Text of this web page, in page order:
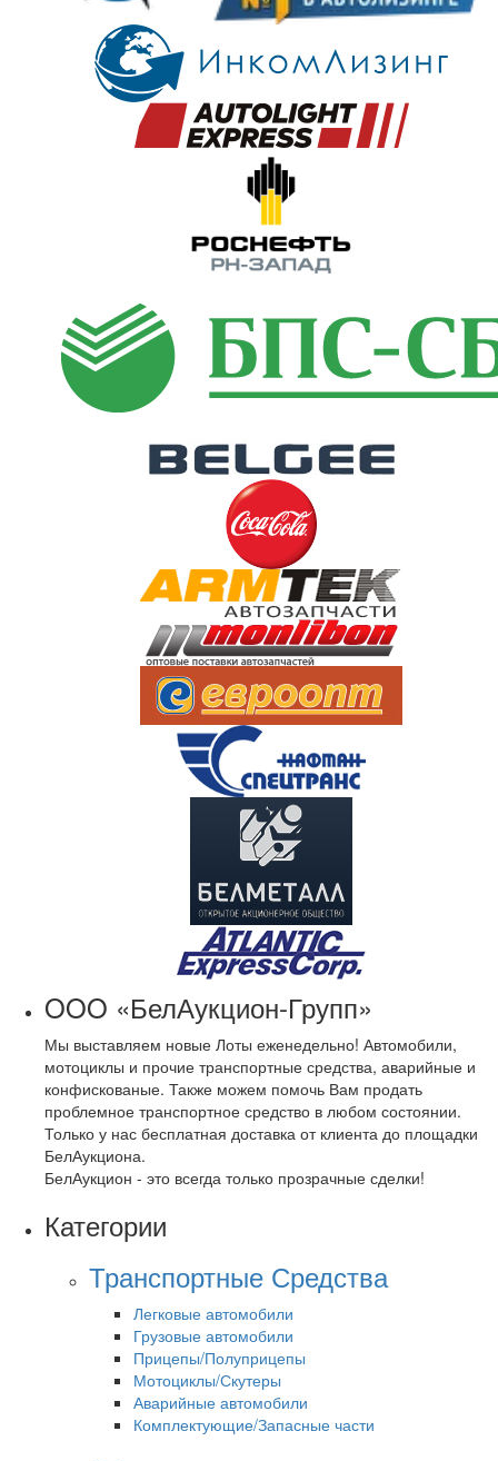
OOO «БелАукцион-Групп»
Мы выставляем новые Лоты еженедельно! Автомобили,
мотоциклы и прочие транспортные средства, аварийные и
конфискованые. Также можем помочь Вам продать
проблемное транспортное средство в любом состоянии.
Только у нас бесплатная доставка от клиента до площадки
БелАукциона.
БелАукцион - это всегда только прозрачные сделки!
Категории
Транспортные Средства
Легковые автомобили
Грузовые автомобили
Прицепы/Полуприцепы
Мотоциклы/Скутеры
Аварийные автомобили
Комплектующие/Запасные части